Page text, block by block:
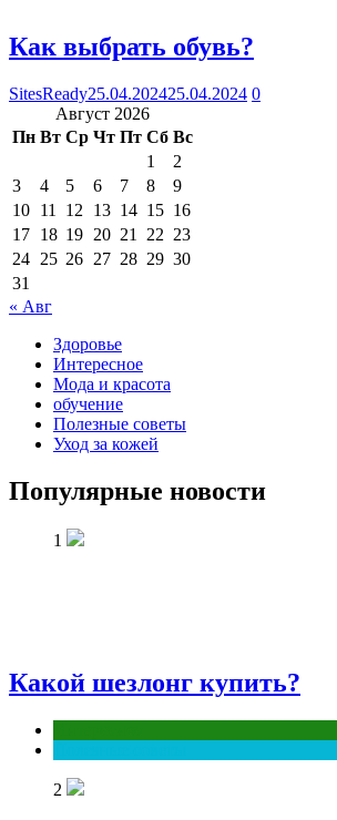
Как выбрать обувь?
SitesReady25.04.202425.04.2024 0
Август 2026
Пн Вт Ср Чт Пт Сб Вс
1
2
3
4 5 6 7 8
9
10 11 12 13 14 15 16
17 18 19 20 21 22 23
24 25 26 27 28 29 30
31
« Авг
Здоровье
Интересное
Мода и красота
обучение
Полезные советы
Уход за кожей
Популярные новости
1
Какой шезлонг купить?
2